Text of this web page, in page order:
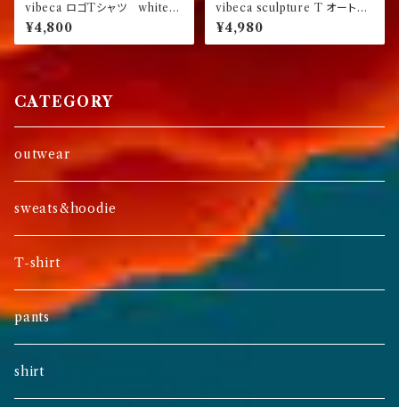
vibeca ロゴTシャツ white
【ジャパンフィット】
¥4,800
vibeca sculpture T オートミ
ール【レギュラーフィット】
¥4,980
CATEGORY
outwear
sweats&hoodie
T-shirt
pants
shirt